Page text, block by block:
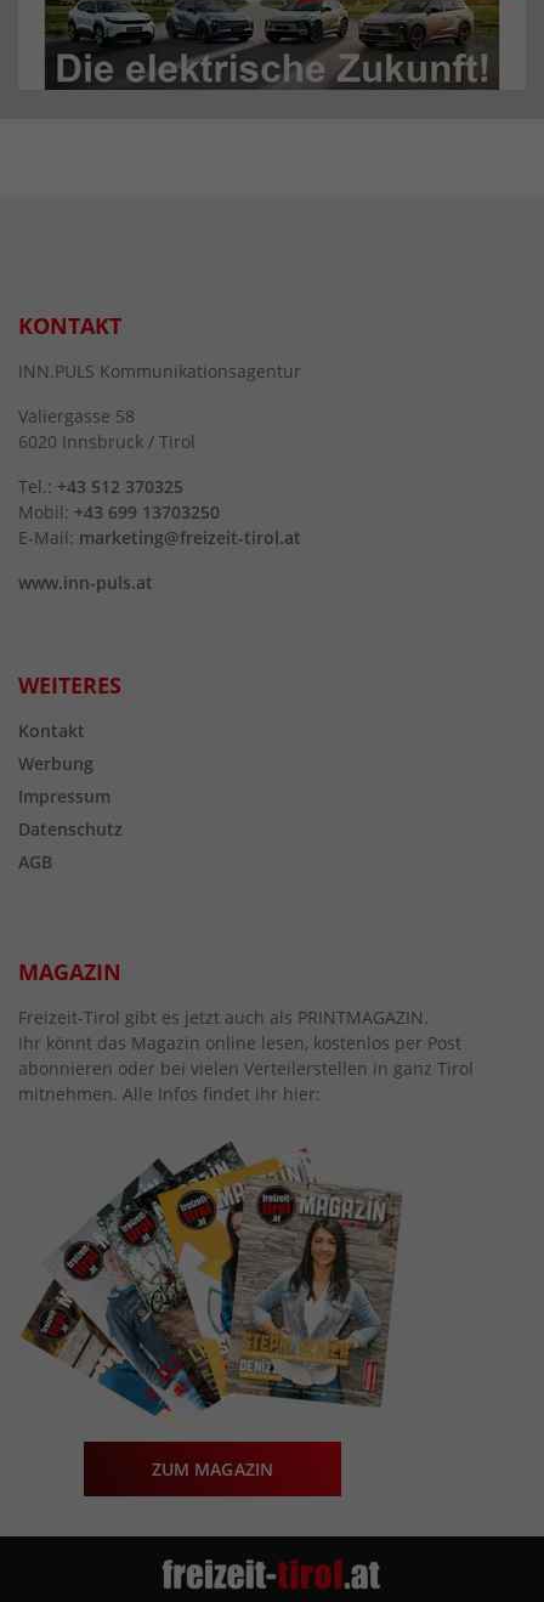
KONTAKT
INN.PULS Kommunikationsagentur
Valiergasse 58
6020 Innsbruck / Tirol
Tel.: +43 512 370325
Mobil: +43 699 13703250
E-Mail: marketing@freizeit-tirol.at
www.inn-puls.at
WEITERES
Kontakt
Werbung
Impressum
Datenschutz
AGB
MAGAZIN
Freizeit-Tirol gibt es jetzt auch als PRINTMAGAZIN.
Ihr könnt das Magazin online lesen, kostenlos per Post
abonnieren oder bei vielen Verteilerstellen in ganz Tirol
mitnehmen. Alle Infos findet ihr hier:
ZUM MAGAZIN